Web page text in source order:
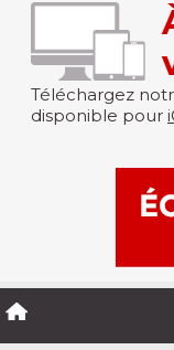
Téléchargez
disponible pour